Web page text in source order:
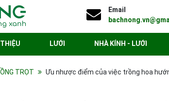
Email
LƯỚI NHÀ KÍNH - LƯỚI
TRỌT Ưu nhược điểm của việc trồng hoa